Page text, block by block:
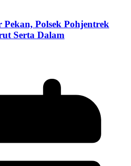
Polsek Pohjentrek
Serta Dalam